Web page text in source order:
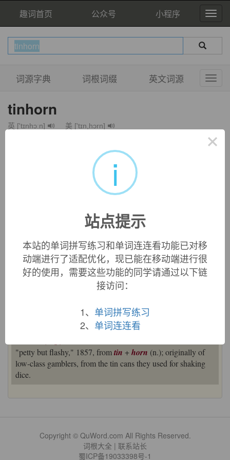
趣词首页 公众号 小程序
词源字典 词根词缀 英文词源
tinhorn
英 ['tɪnhɔːn] 美 ['tɪn,hɔrn]
« 1/ 3 »
"petty but flashy," 1857, fromtin +horn (n.); originally of
low-class gamblers, from the tin cans they used for shaking
dice.
Copyright © QuWord.com All Rights Reserved.
词根大全 | 联系站长
蜀ICP备19033398号-1
×
i
站点提示
本站的单词拼写练习和单词连连看功能已对移
动端进行了适配优化，现已能在移动端进行很
好的使用，需要这些功能的同学请通过以下链
接访问：
1、 单词拼写练习
2、 单词连连看